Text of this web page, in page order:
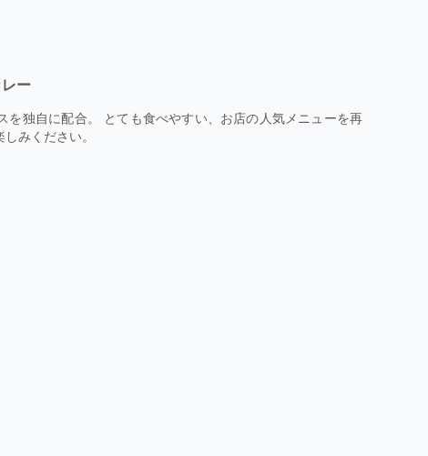
ー
を独自に配合。 とても食べやすい、お店の人気メニューを再
みください。